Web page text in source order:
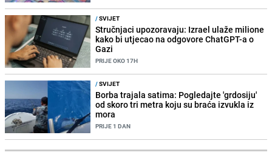
/SVIJET
Stručnjaci upozoravaju: Izrael ulaže milione
kako bi utjecao na odgovore ChatGPT-a o
Gazi
PRIJE OKO 17H
/SVIJET
Borba trajala satima: Pogledajte 'grdosiju'
od skoro tri metra koju su braća izvukla iz
mora
PRIJE 1 DAN